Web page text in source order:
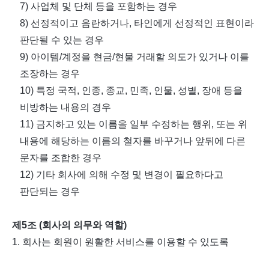
7)사업체 및 단체 등을 포함하는 경우
8) 선정적이고 음란하거나, 타인에게 선정적인 표현이라
판단될 수 있는 경우
9) 아이템/계정을 현금/현물 거래할 의도가 있거나 이를
조장하는 경우
10) 특정 국적, 인종, 종교, 민족, 인물, 성별, 장애 등을
비방하는 내용의 경우
11) 금지하고 있는 이름을 일부 수정하는 행위 , 또는 위
내용에 해당하는 이름의 철자를 바꾸거나 앞뒤에 다른
문자를 조합한 경우
12) 기타 회사에 의해 수정 및 변경이 필요하다고
판단되는 경우
제 5조 (회사의 의무와 역할)
1. 회사는 회원이 원활한 서비스를 이용할 수 있도록